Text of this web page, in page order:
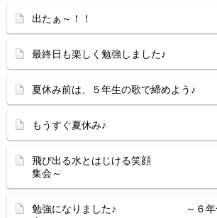
出たぁ～！！
最終日も楽しく勉強しました♪
夏休み前は、５年生の歌で締めよう♪
もうすぐ夏休み♪
飛び出る水とはじける笑顔 ～
集会～
勉強になりました♪ ～６年合